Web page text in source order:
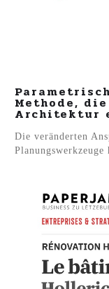
Methode,
Architektur
Die veränderten